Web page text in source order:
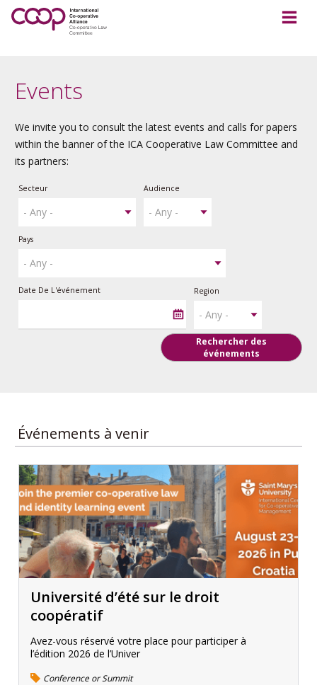
Events
We invite you to consult the latest events and calls for papers
within the banner of the ICA Cooperative Law Committee and
its partners:
Secteur Audience
Pays
Date De L'événement Region
Rechercher des
événements
Événements à venir
Université d’été sur le droit
coopératif
Avez-vous réservé votre place pour participer à
l’édition 2026 de l’Univer
Conference or Summit